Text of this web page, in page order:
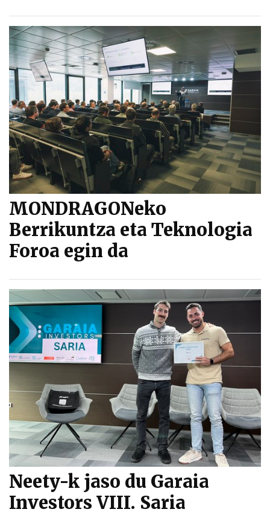
MONDRAGONeko
Berrikuntza eta Teknologia
Foroa egin da
Neety-k jaso du Garaia
Investors VIII. Saria